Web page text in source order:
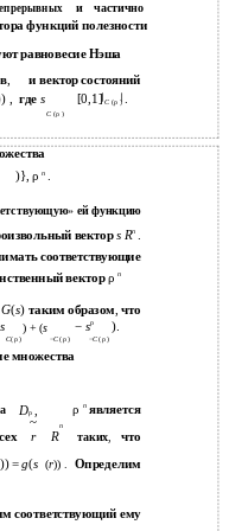
и частично
функций полезности
равновесие Нэша
, и вектор состояний
, где s [0,1] C (ρ ) .
C(ρ )
)}, ρ n .
» ей функцию
векторs Rn .
соответствующие
векторρn
G(s)таким образом, что
s
C( ρ )
) + (s
−C( ρ )
−sρ ).
−C( ρ )
множества
Dρ , ρn является
~
R
n
таких, что
r
(r)) . Определим
)) =g(s
соответствующий ему